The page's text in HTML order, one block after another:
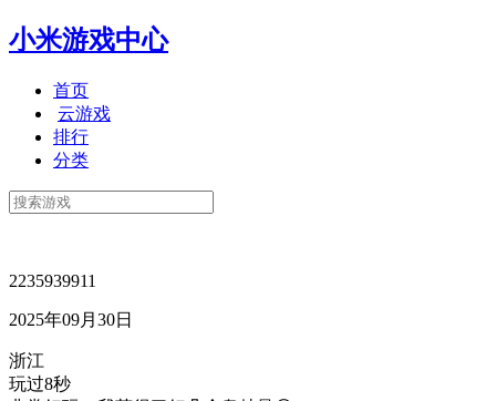
小米游戏中心
首页
云游戏
排行
分类
2235939911
2025年09月30日
浙江
玩过8秒